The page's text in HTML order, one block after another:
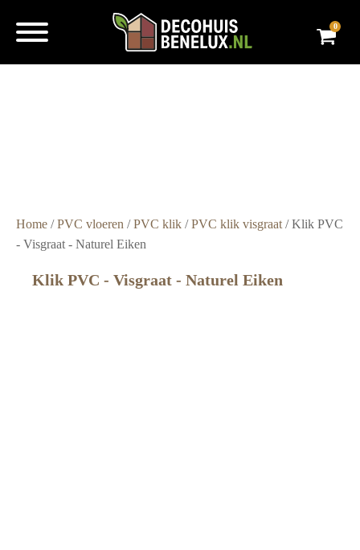
0
Home /PVC vloeren /PVC klik /PVC klik visgraat / Klik PVC
- Visgraat - Naturel Eiken
Klik PVC - Visgraat - Naturel Eiken